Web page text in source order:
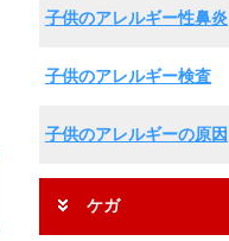
子供のアレルギー性鼻炎
子供のアレルギー検査
子供のアレルギーの原因
ケガ